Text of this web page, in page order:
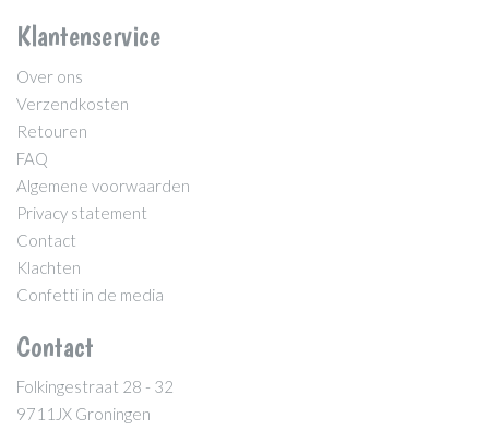
Klantenservice
Over ons
Verzendkosten
Retouren
FAQ
Algemene voorwaarden
Privacy statement
Contact
Klachten
Confetti in de media
Contact
Folkingestraat 28 - 32
9711JX Groningen